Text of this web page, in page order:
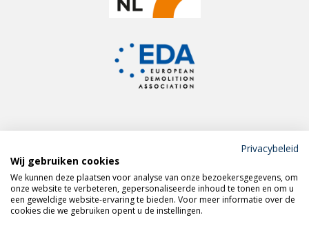
Meld je aan voor de
VERAS nieuwsbrief
Volg VERAS op
Privacybeleid
Wij gebruiken cookies
We kunnen deze plaatsen voor analyse van onze bezoekersgegevens, om
onze website te verbeteren, gepersonaliseerde inhoud te tonen en om u
een geweldige website-ervaring te bieden. Voor meer informatie over de
cookies die we gebruiken opent u de instellingen.